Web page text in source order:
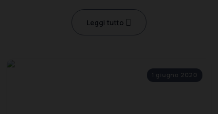
Leggi tutto
1 giugno 2020